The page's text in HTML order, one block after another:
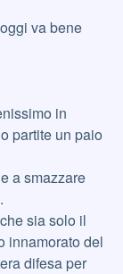
va bene
in
partite un paio
a smazzare
sia solo il
innamorato del
difesa per